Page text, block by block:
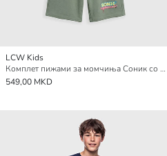
LCW Kids
Комплет пижами за момчиња Соник со принт
549,00 MKD